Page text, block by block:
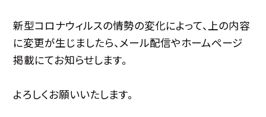
新型コロナウィルスの情勢の変化によって、上の内容
に変更が生じましたら、メール配信やホームページ
掲載にてお知らせします。
よろしくお願いいたします。